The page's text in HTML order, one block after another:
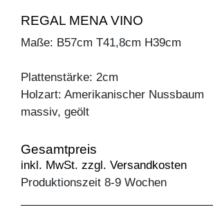
REGAL MENA VINO
Maße: B57cm T41,8cm H39cm
Plattenstärke: 2cm
Holzart: Amerikanischer Nussbaum
massiv, geölt
Gesamtpreis
inkl. MwSt. zzgl. Versandkosten
Produktionszeit 8-9 Wochen